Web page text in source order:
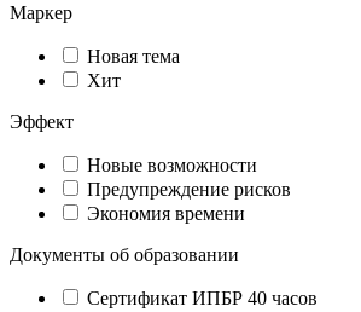
Маркер
Новая тема
Хит
Эффект
Новые возможности
Предупреждение рисков
Экономия времени
Документы об образовании
Сертификат ИПБР 40 часов